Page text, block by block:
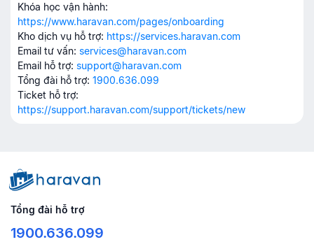
Khóa học vận hành:
https://www.haravan.com/pages/onboarding
Kho dịch vụ hỗ trợ: https://services.haravan.com
Email tư vấn: services@haravan.com
Email hỗ trợ: support@haravan.com
Tổng đài hỗ trợ: 1900.636.099
Ticket hỗ trợ:
https://support.haravan.com/support/tickets/new
Tổng đài hỗ trợ
1900.636.099